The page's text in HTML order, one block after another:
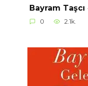
Bayram
0 2.1k.